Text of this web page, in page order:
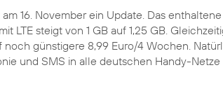
16. November ein Update. Das enthaltene
LTE steigt von 1 GB auf 1,25 GB.
noch günstigere 8,99 Euro/4 Wochen.
und SMS in alle deutschen Handy-Netze